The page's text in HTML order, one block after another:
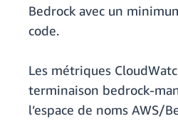
Bedrock avec un
code.
Les métriques
terminaison bedrock-
l’espace de noms AWS/